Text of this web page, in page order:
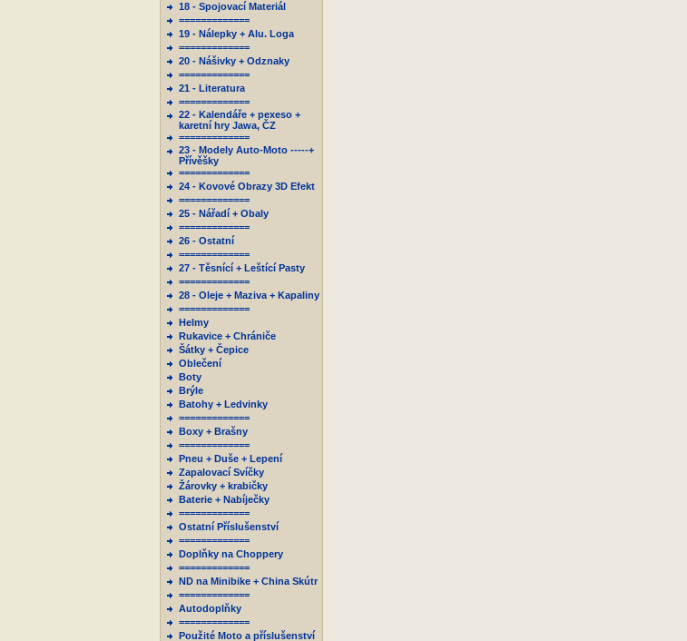
18 - Spojovací Materiál
=============
19 - Nálepky + Alu. Loga
=============
20 - Nášivky + Odznaky
=============
21 - Literatura
=============
22 - Kalendáře + pexeso +
karetní hry Jawa, ČZ
=============
23 - Modely Auto-Moto -----+
Přívěšky
=============
24 - Kovové Obrazy 3D Efekt
=============
25 - Nářadí + Obaly
=============
26 - Ostatní
=============
27 - Těsnící + Leštící Pasty
=============
28 - Oleje + Maziva + Kapaliny
=============
Helmy
Rukavice + Chrániče
Šátky + Čepice
Oblečení
Boty
Brýle
Batohy + Ledvinky
=============
Boxy + Brašny
=============
Pneu + Duše + Lepení
Zapalovací Svíčky
Žárovky + krabičky
Baterie + Nabíječky
=============
Ostatní Příslušenství
=============
Doplňky na Choppery
=============
ND na Minibike + China Skútr
=============
Autodoplňky
=============
Použité Moto a příslušenství